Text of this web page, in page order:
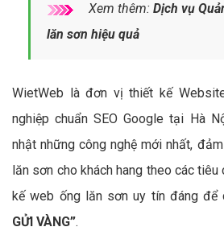
Xem thêm: Dịch vụ
lăn sơn hiệu quả
WietWeb là đơn vị thiết kế
nghiệp chuẩn SEO Google tại Hà
nhật những công nghệ mới nhất,
lăn sơn cho khách hang theo các
kế web ống lăn sơn uy tín đáng để
GỬI VÀNG”.